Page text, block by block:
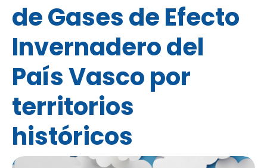
de Gases de Efecto
Invernadero del
País Vasco por
territorios
históricos